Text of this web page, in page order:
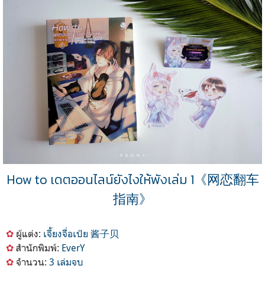
How to เดตออนไลน์ยังไงให้พังเล่ม 1《网恋翻车
指南》
✿ ผู้แต่ง: เจี้ยงจื่อเป้ย 酱子贝
✿ สำนักพิมพ์: EverY
✿ จำนวน: 3 เล่มจบ